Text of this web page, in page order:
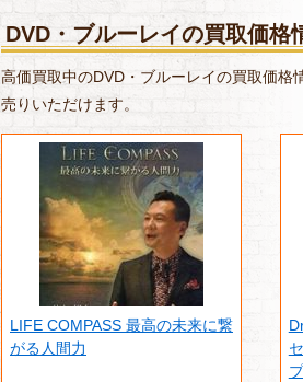
DVD・ブルーレイの買取価格
高価買取中のDVD・ブルーレイの買取価
売りいただけます。
LIFE COMPASS 最高の未来に繋
がる人間力
プ